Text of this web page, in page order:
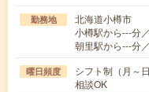
勤務地
北海道小樽市
小樽駅から---分
朝里駅から---分
曜日頻度
シフト制（月～
相談OK